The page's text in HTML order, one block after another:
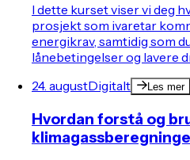
I dette kurset viser vi deg
prosjekt som ivaretar
energikrav, samtidig som
lånebetingelser og lavere
24. augustDigitalt Les mer
Hvordan forstå og